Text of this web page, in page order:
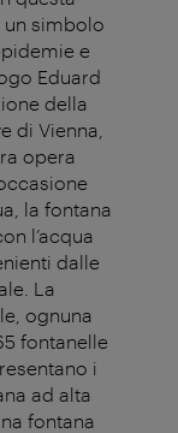
simbolo
e
Eduard
della
di Vienna,
opera
la fontana
l’acqua
dalle
La
ognuna
fontanelle
i
ad alta
fontana